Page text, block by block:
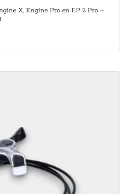
X, Engine Pro en EP 2 Pro –